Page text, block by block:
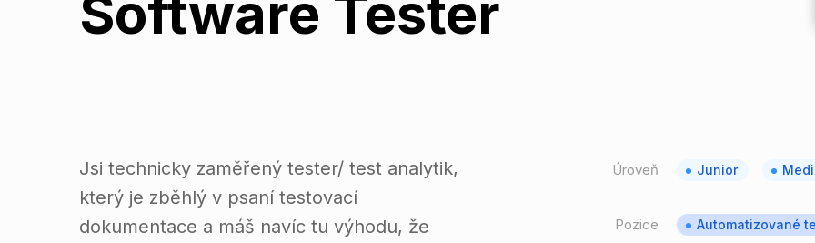
Software Tester
Jsi technicky zaměřený tester/ test analytik,
který je zběhlý v psaní testovací
dokumentace a máš navíc tu výhodu, že
Úroveň Junior
Pozice Automatizované